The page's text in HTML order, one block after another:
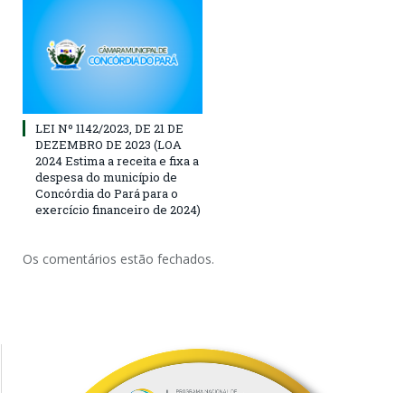
LEI Nº 1142/2023, DE 21 DE
DEZEMBRO DE 2023 (LOA
2024 Estima a receita e fixa a
despesa do município de
Concórdia do Pará para o
exercício financeiro de 2024)
Os comentários estão fechados.